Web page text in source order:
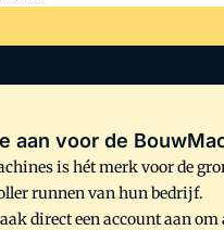
aan voor de
is hét merk voor de
runnen van hun bedrijf.
direct een account aan